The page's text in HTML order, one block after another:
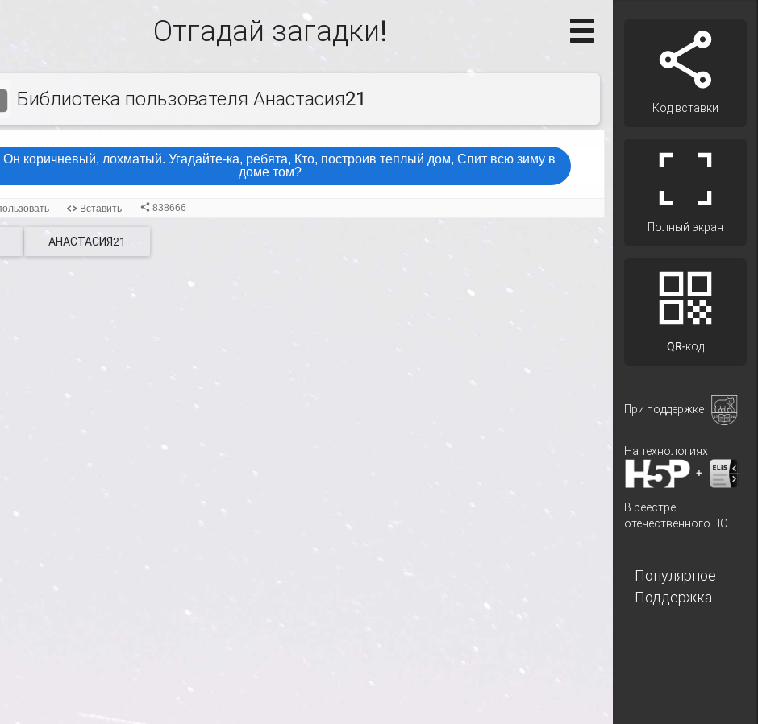
Отгадай загадки!
Библиотека пользователя Анастасия21
АНАСТАСИЯ21
Код вставки
Полный экран
QR-код
При поддержке
На технологиях
+
В реестре
отечественного ПО
Популярное
Поддержка